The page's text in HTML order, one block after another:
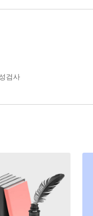
검사